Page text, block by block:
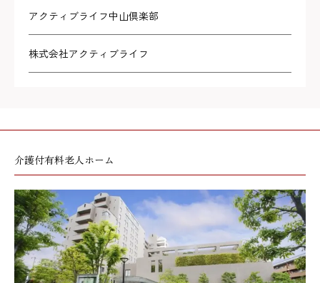
アクティブライフ中山倶楽部
株式会社アクティブライフ
介護付有料老人ホーム